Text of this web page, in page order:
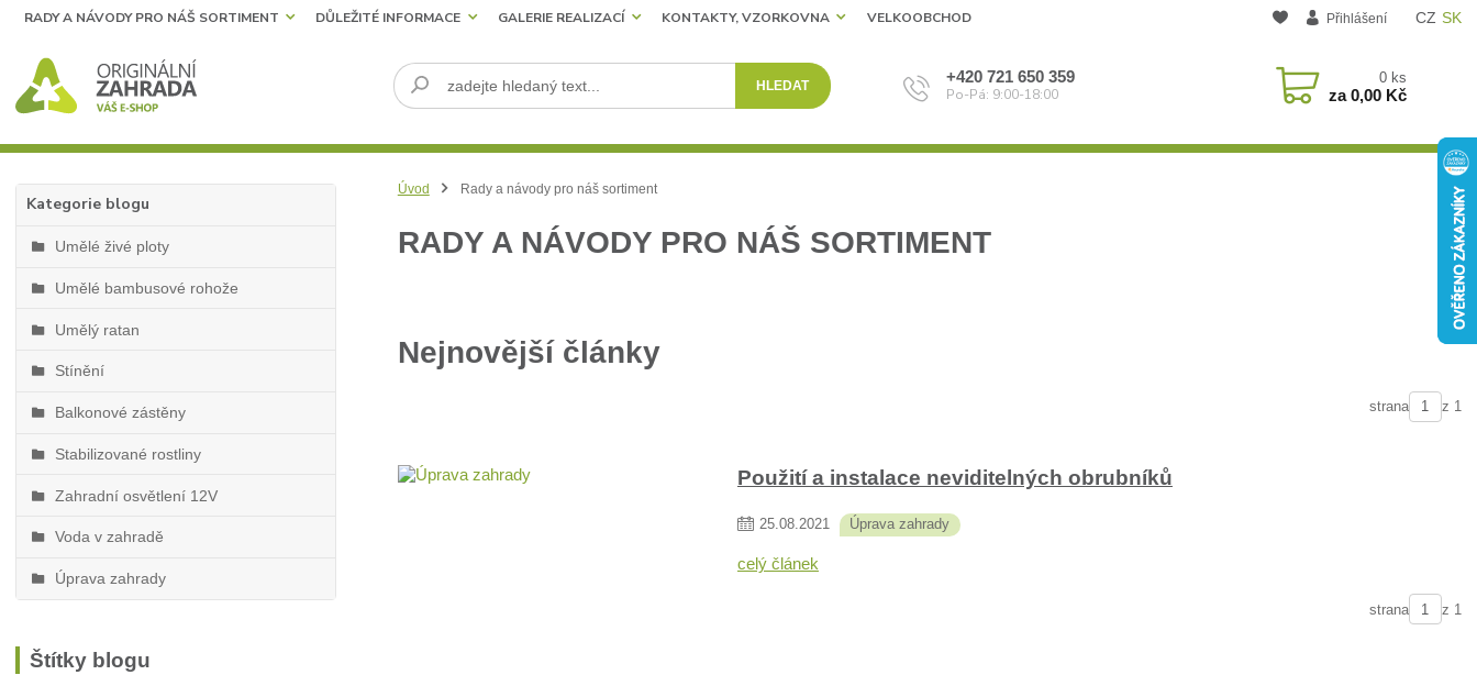
CZ SK
RADY A NÁVODY PRO NÁŠ SORTIMENT DŮLEŽITÉ INFORMACE GALERIE REALIZACÍ KONTAKTY, VZORKOVNA VELKOOBCHOD Přihlášení
HLEDAT +420 721 650 359
Po-Pá: 9:00-18:00
0 ks
za0,00 Kč
Kategorie blogu
Umělé živé ploty
Umělé bambusové rohože
Umělý ratan
Stínění
Balkonové zástěny
Stabilizované rostliny
Zahradní osvětlení 12V
Voda v zahradě
Úprava zahrady
Štítky blogu
Úvod Rady a návody pro náš sortiment
RADY A NÁVODY PRO NÁŠ SORTIMENT
Nejnovější články
strana z 1
Použití a instalace neviditelných obrubníků
25.08.2021 Úprava zahrady
celý článek
strana z 1